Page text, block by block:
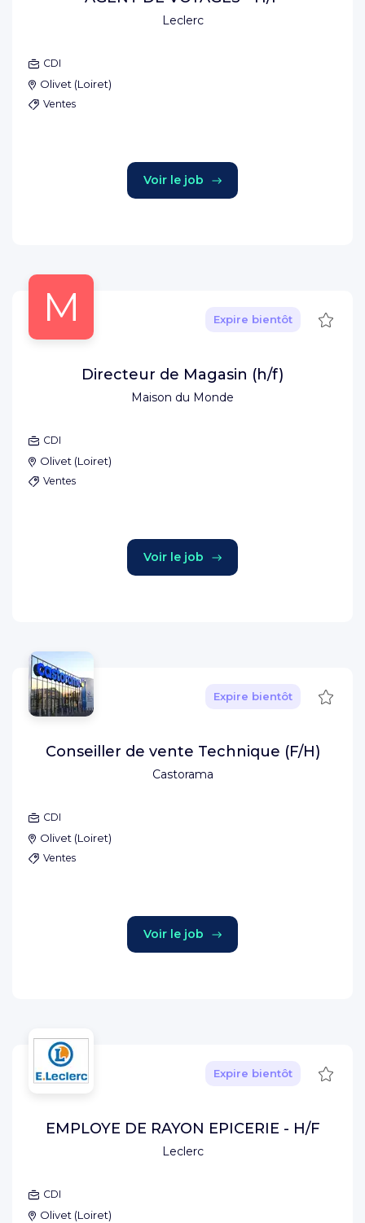
Leclerc
CDI
Olivet (Loiret)
Ventes
Voir le job
M
Maison du Monde
Expire bientôt
Directeur de Magasin (h/f)
CDI
Olivet (Loiret)
Ventes
Voir le job
Castorama
Expire bientôt
Conseiller de vente Technique (F/H)
CDI
Olivet (Loiret)
Ventes
Voir le job
Leclerc
Expire bientôt
EMPLOYE DE RAYON EPICERIE - H/F
CDI
Olivet (Loiret)